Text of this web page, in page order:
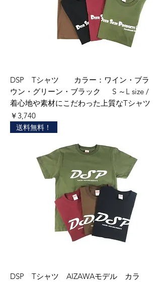
DSP Tシャツ カラー：ワイン・ブラ
ウン・グリーン・ブラック S ～L size /
着心地や素材にこだわった上質なTシャツ
価格
￥3,740
送料無料！
DSP Tシャツ AIZAWAモデル カラ